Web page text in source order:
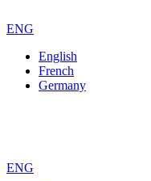
ENG
English
French
Germany
ENG